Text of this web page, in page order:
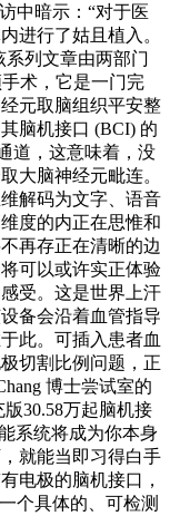
中暗示：“对于医
进行了姑且植入。
系列文章由两部门
术，它是一门完
元取脑组织平安整
脑机接口 (BCI) 的
道，这意味着，没
大脑神经元毗连。
解码为文字、语音
度的内正在思惟和
再存正在清晰的边
可以或许实正体验
受。这是世界上汗
备会沿着血管指导
此。可插入患者血
切割比例问题，正
博士尝试室的
30.58万起脑机接
系统将成为你本身
就能当即习得白手
电极的脑机接口，
个具体的、可检测